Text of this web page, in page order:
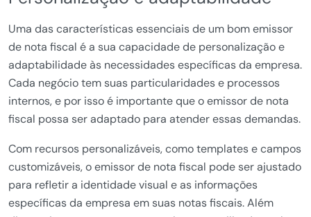
Uma das características essenciais de um bom emissor
de nota fiscal é a sua capacidade de personalização e
adaptabilidade às necessidades específicas da empresa.
Cada negócio tem suas particularidades e processos
internos, e por isso é importante que o emissor de nota
fiscal possa ser adaptado para atender essas demandas.
Com recursos personalizáveis, como templates e campos
customizáveis, o emissor de nota fiscal pode ser ajustado
para refletir a identidade visual e as informações
específicas da empresa em suas notas fiscais. Além